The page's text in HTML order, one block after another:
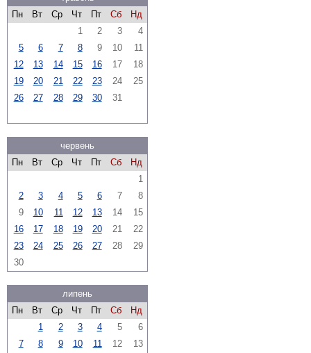
Пн
Вт Ср Чт Пт Сб
Нд
1
2 3
4
5
6 7 8 9 10
11
12
13 14 15 16 17
18
19
20 21 22 23 24
25
26
27 28 29 30 31
червень
Пн
Вт Ср Чт Пт Сб
Нд
1
2
3 4 5 6 7
8
9
10 11 12 13 14
15
16
17 18 19 20 21
22
23
24 25 26 27 28
29
30
липень
Пн
Вт Ср Чт Пт Сб
Нд
1
2 3 4 5
6
7
8 9 10 11 12
13